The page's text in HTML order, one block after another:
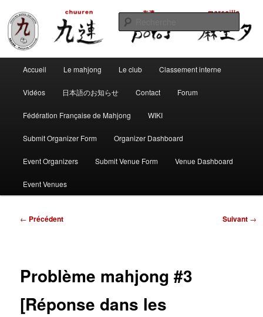
contenu
principalChuuren potos Marseille – Mahjong
convivial
principal
Accueil Le mahjong Le club Classement interne
Vidéos 日本語のお知らせ Contact Forum
Fédération Française de Mahjong WIKI
Submit Organizer Form Organizer Dashboard
Event Organizers Submit Venue Form Venue Dashboard
Event Venues
Navigation
← Précédent Suivant →
Problème mahjong #3
[Réponse dans les